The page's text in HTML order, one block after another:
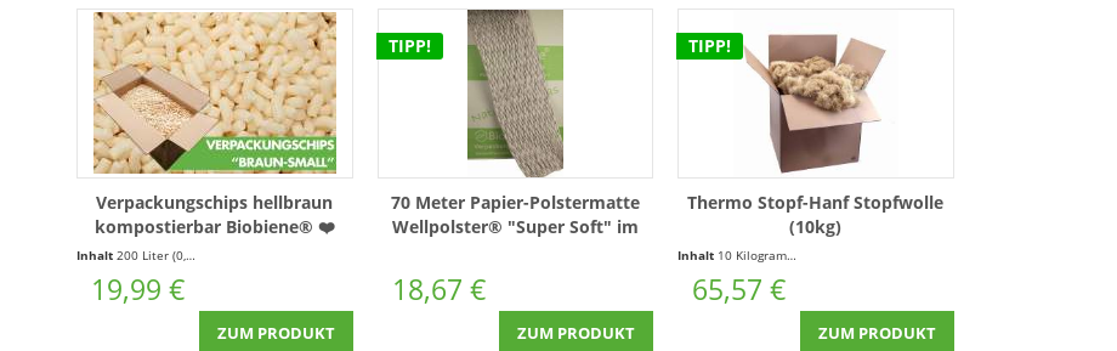
Verpackungschips hellbraun
kompostierbar Biobiene® ❤️
Inhalt 200 Liter (0,10 € * / 1 Liter)
19,99 €
ZUM PRODUKT
TIPP!
70 Meter Papier-Polstermatte
Wellpolster® "Super Soft" im
Papier (WP-SU)
18,67 €
ZUM PRODUKT
TIPP!
Thermo Stopf-Hanf Stopfwolle
(10kg)
Inhalt 10 Kilogramm
65,57 €
ZUM PRODUKT